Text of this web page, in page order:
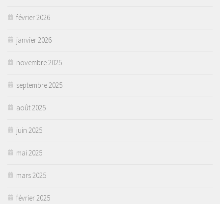
février 2026
janvier 2026
novembre 2025
septembre 2025
août 2025
juin 2025
mai 2025
mars 2025
février 2025